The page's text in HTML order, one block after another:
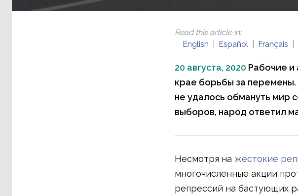
Read this article in:
English
Español Français
20 августа, 2020 Рабочие и
крае борьбы за
не удалось обмануть мир
выборов, народ ответил
Несмотря на жестокие
многочисленные акции
репрессий на бастующих